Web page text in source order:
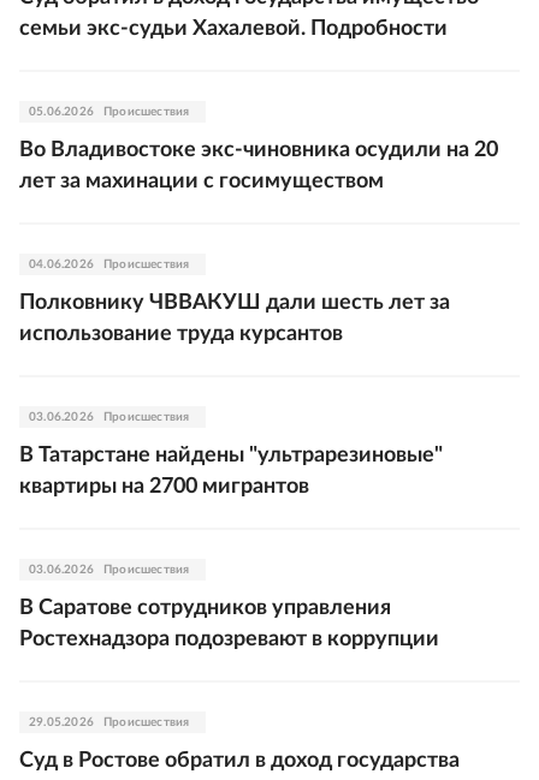
семьи экс-судьи Хахалевой. Подробности
05.06.2026 Происшествия
Во Владивостоке экс-чиновника осудили на 20
лет за махинации с госимуществом
04.06.2026 Происшествия
Полковнику ЧВВАКУШ дали шесть лет за
использование труда курсантов
03.06.2026 Происшествия
В Татарстане найдены "ультрарезиновые"
квартиры на 2700 мигрантов
03.06.2026 Происшествия
В Саратове сотрудников управления
Ростехнадзора подозревают в коррупции
29.05.2026 Происшествия
Суд в Ростове обратил в доход государства